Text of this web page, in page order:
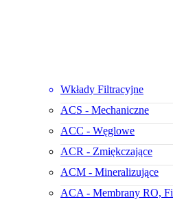
Wkłady Filtracyjne
ACS - Mechaniczne
ACC - Węglowe
ACR - Zmiękczające
ACM - Mineralizujące
ACA - Membrany RO,